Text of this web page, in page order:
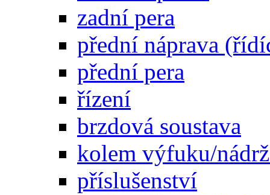
zadní pera
přední náprava
přední pera
řízení
brzdová soustava
kolem výfuku/
příslušenství